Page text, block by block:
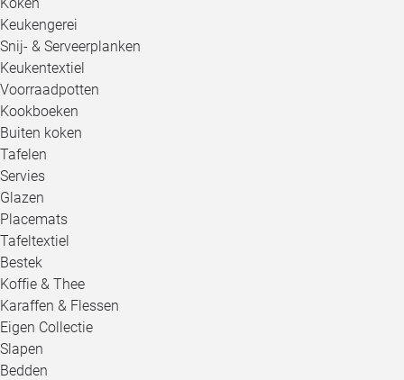
Keukengerei
Snij- & Serveerplanken
Keukentextiel
Voorraadpotten
Kookboeken
Buiten koken
Tafelen
Servies
Glazen
Placemats
Tafeltextiel
Bestek
Koffie & Thee
Karaffen & Flessen
Eigen Collectie
Slapen
Bedden